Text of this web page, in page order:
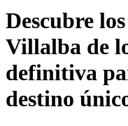
Descubre
Villalba de
definitiva
destino